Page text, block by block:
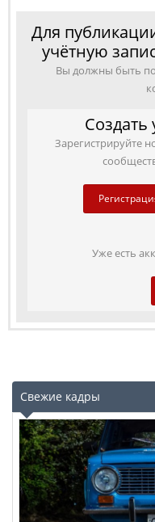
Для
учётную
Вы должны быть
Создать
Зарегистрируйте
Уже есть
Свежие кадры